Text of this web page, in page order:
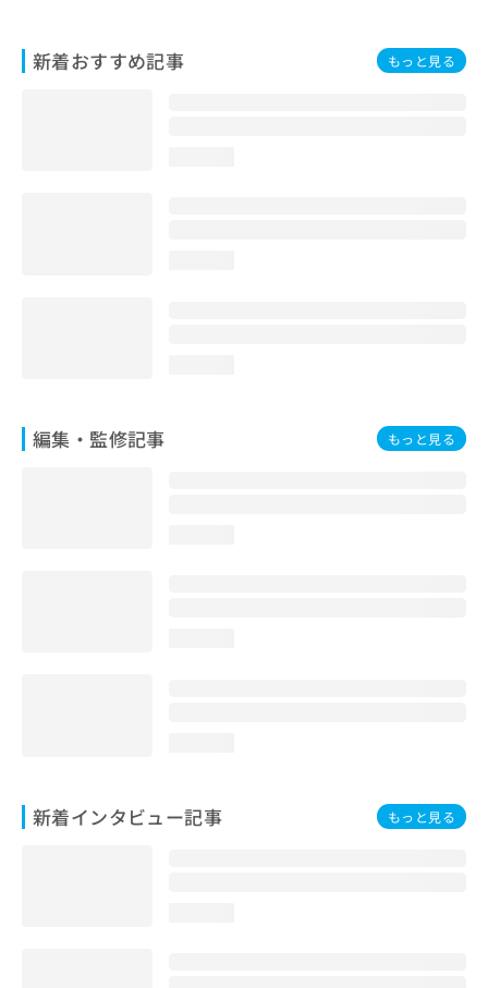
新着おすすめ記事 もっと見る
編集・監修記事 もっと見る
新着インタビュー記事 もっと見る
い